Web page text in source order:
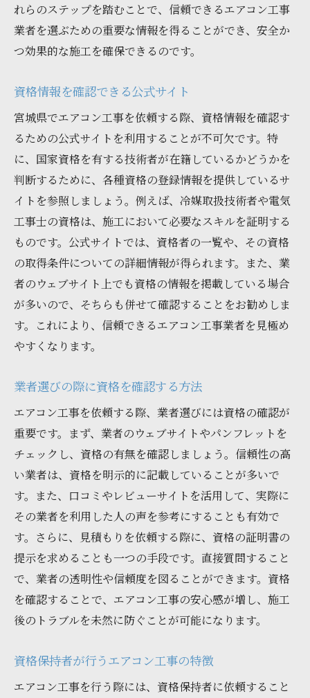
れらのステップを踏むことで、信頼できるエアコン工事
業者を選ぶための重要な情報を得ることができ、安全か
つ効果的な施工を確保できるのです。
資格情報を確認できる公式サイト
宮城県でエアコン工事を依頼する際、資格情報を確認す
るための公式サイトを利用することが不可欠です。特
に、国家資格を有する技術者が在籍しているかどうかを
判断するために、各種資格の登録情報を提供しているサ
イトを参照しましょう。例えば、冷媒取扱技術者や電気
工事士の資格は、施工において必要なスキルを証明する
ものです。公式サイトでは、資格者の一覧や、その資格
の取得条件についての詳細情報が得られます。また、業
者のウェブサイト上でも資格の情報を掲載している場合
が多いので、そちらも併せて確認することをお勧めしま
す。これにより、信頼できるエアコン工事業者を見極め
やすくなります。
業者選びの際に資格を確認する方法
エアコン工事を依頼する際、業者選びには資格の確認が
重要です。まず、業者のウェブサイトやパンフレットを
チェックし、資格の有無を確認しましょう。信頼性の高
い業者は、資格を明示的に記載していることが多いで
す。また、口コミやレビューサイトを活用して、実際に
その業者を利用した人の声を参考にすることも有効で
す。さらに、見積もりを依頼する際に、資格の証明書の
提示を求めることも一つの手段です。直接質問すること
で、業者の透明性や信頼度を図ることができます。資格
を確認することで、エアコン工事の安心感が増し、施工
後のトラブルを未然に防ぐことが可能になります。
資格保持者が行うエアコン工事の特徴
エアコン工事を行う際には、資格保持者に依頼すること